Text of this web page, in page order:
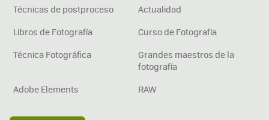
Técnicas de postproceso
Actualidad
Libros de Fotografía
Curso de Fotografía
Técnica Fotográfica
Grandes maestros de la
fotografía
Adobe Elements
RAW